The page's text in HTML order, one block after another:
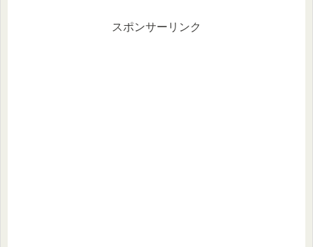
スポンサーリンク